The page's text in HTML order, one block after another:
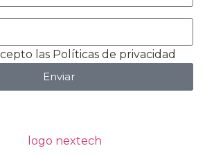
las Políticas de privacidad
Enviar